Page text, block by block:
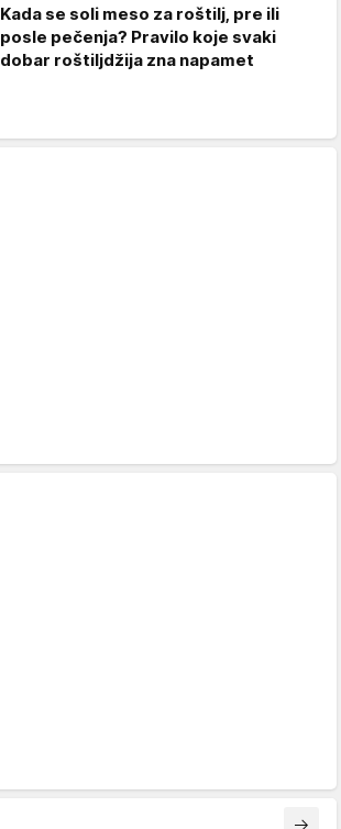
Kada se soli meso za roštilj, pre ili
posle pečenja? Pravilo koje svaki
dobar roštiljdžija zna napamet